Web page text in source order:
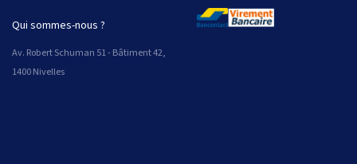
Qui sommes-nous ?
Av. Robert Schuman 51 - Bâtiment 42,
1400 Nivelles